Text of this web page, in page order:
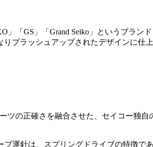
「GS」「Grand Seiko」というブラン
ブラッシュアップされたデザインに仕上
ツの正確さを融合させた、セイコー独自
運針は、スプリングドライブの特徴で